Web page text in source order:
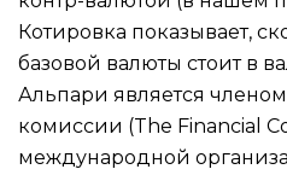
Котировка показывает,
базовой валюты стоит в
Альпари является
комиссии (The Financial
международной